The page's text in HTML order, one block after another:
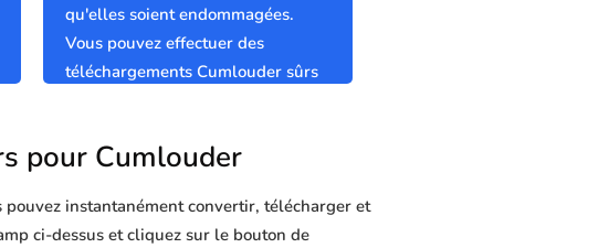
qu'elles soient endommagées.
Vous pouvez effectuer des
téléchargements Cumlouder sûrs
pour Cumlouder
instantanément convertir, télécharger et
ci-dessus et cliquez sur le bouton de